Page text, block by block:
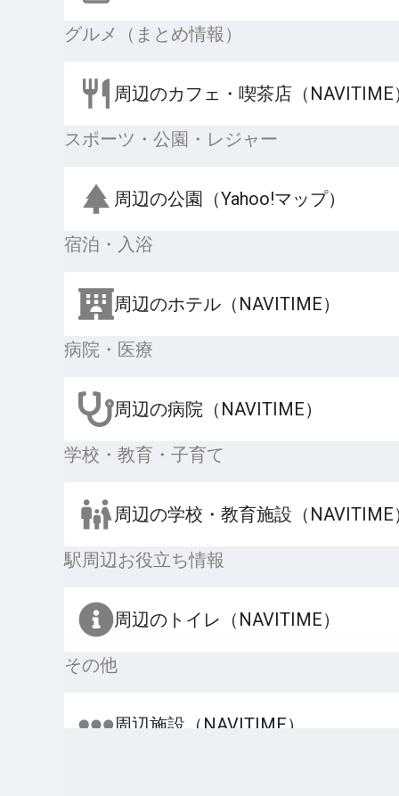
グルメ（まとめ情報）
周辺のカフェ・喫茶店（NAVITIME
スポーツ・公園・レジャー
周辺の公園（Yahoo!マップ）
宿泊・入浴
周辺のホテル（NAVITIME）
病院・医療
周辺の病院（NAVITIME）
学校・教育・子育て
周辺の学校・教育施設（NAVITIME
駅周辺お役立ち情報
周辺のトイレ（NAVITIME）
その他
周辺施設（NAVITIME）